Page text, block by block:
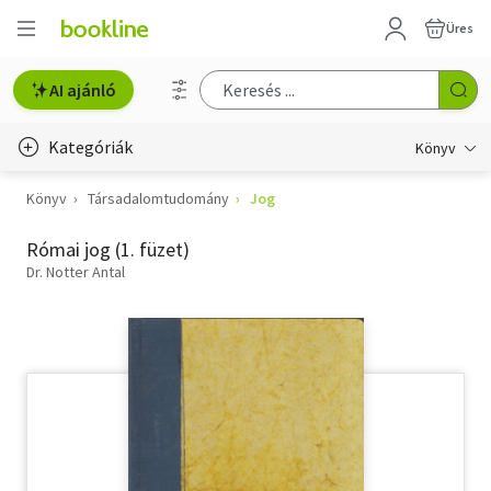
Üres
AI ajánló
Kategóriák Könyv
Életmód, egészség
Erotika
Könyv Társadalomtudomány Jog
Római jog (1. füzet)
Dr. Notter Antal